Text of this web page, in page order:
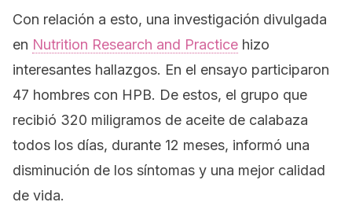
Con relación a esto, una investigación divulgada
en Nutrition Research and Practice hizo
interesantes hallazgos. En el ensayo participaron
47 hombres con HPB. De estos, el grupo que
recibió 320 miligramos de aceite de calabaza
todos los días, durante 12 meses, informó una
disminución de los síntomas y una mejor calidad
de vida.